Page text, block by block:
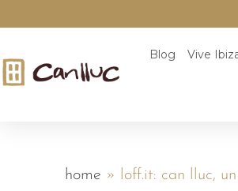
Blog Vive
home » loff.it: can lluc,